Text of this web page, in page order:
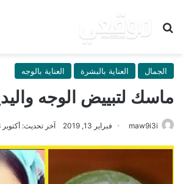
بحث عن
الجمال العناية بالبشرة العناية بالوجه
ماسك لتبييض الوجه
maw9i3i فبراير 13, 2019 آخر تحديث: أكتوبر 18, 2023